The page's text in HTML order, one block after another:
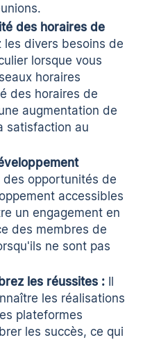
des horaires de
les divers besoins de
lorsque vous
horaires
des horaires de
augmentation de
satisfaction au
des opportunités de
accessibles
un engagement en
des membres de
ne sont pas
les réussites :
les réalisations
plateformes
les succès, ce qui